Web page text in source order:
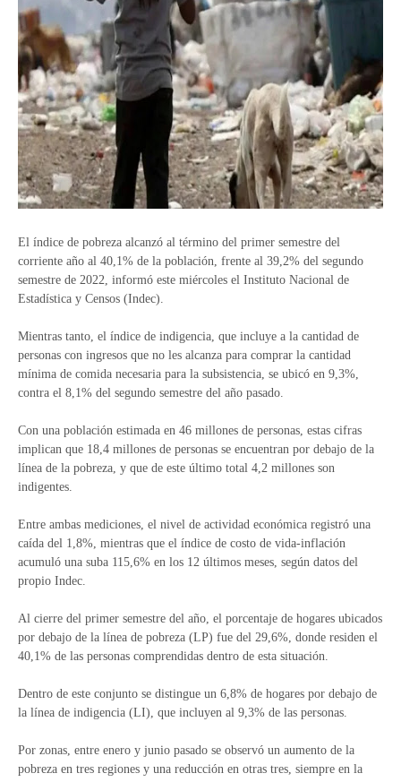
El índice de pobreza alcanzó al término del primer semestre del
corriente año al 40,1% de la población, frente al 39,2% del segundo
semestre de 2022, informó este miércoles el Instituto Nacional de
Estadística y Censos (Indec).
Mientras tanto, el índice de indigencia, que incluye a la cantidad de
personas con ingresos que no les alcanza para comprar la cantidad
mínima de comida necesaria para la subsistencia, se ubicó en 9,3%,
contra el 8,1% del segundo semestre del año pasado.
Con una población estimada en 46 millones de personas, estas cifras
implican que 18,4 millones de personas se encuentran por debajo de la
línea de la pobreza, y que de este último total 4,2 millones son
indigentes.
Entre ambas mediciones, el nivel de actividad económica registró una
caída del 1,8%, mientras que el índice de costo de vida-inflación
acumuló una suba 115,6% en los 12 últimos meses, según datos del
propio Indec.
Al cierre del primer semestre del año, el porcentaje de hogares ubicados
por debajo de la línea de pobreza (LP) fue del 29,6%, donde residen el
40,1% de las personas comprendidas dentro de esta situación.
Dentro de este conjunto se distingue un 6,8% de hogares por debajo de
la línea de indigencia (LI), que incluyen al 9,3% de las personas.
Por zonas, entre enero y junio pasado se observó un aumento de la
pobreza en tres regiones y una reducción en otras tres, siempre en la